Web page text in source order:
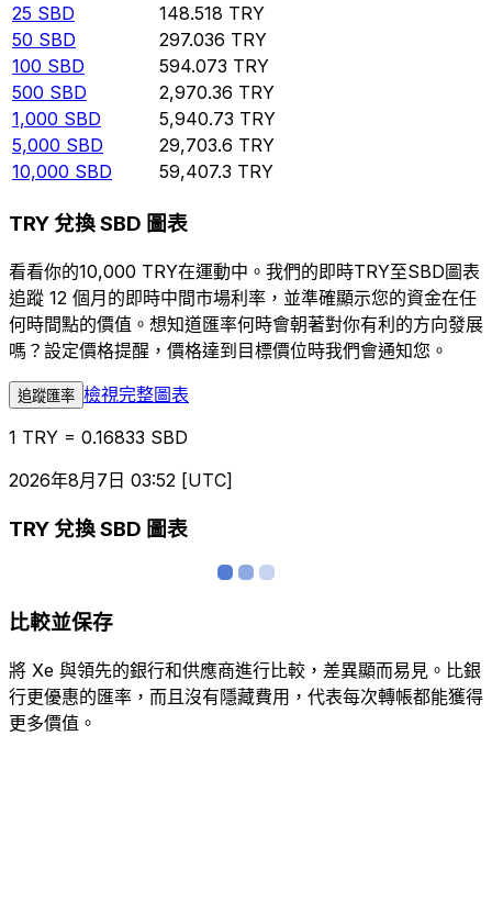
25 SBD 148.518 TRY
50 SBD 297.036 TRY
100 SBD 594.073 TRY
500 SBD 2,970.36 TRY
1,000 SBD 5,940.73 TRY
5,000 SBD 29,703.6 TRY
10,000 SBD 59,407.3 TRY
TRY 兌換 SBD 圖表
看看你的10,000 TRY在運動中。我們的即時TRY至SBD圖表
追蹤 12 個月的即時中間市場利率，並準確顯示您的資金在任
何時間點的價值。想知道匯率何時會朝著對你有利的方向發展
嗎？設定價格提醒，價格達到目標價位時我們會通知您。
追蹤匯率 檢視完整圖表
1 TRY = 0.16833 SBD
2026年8月7日 03:52 [UTC]
TRY 兌換 SBD 圖表
比較並保存
將 Xe 與領先的銀行和供應商進行比較，差異顯而易見。比銀
行更優惠的匯率，而且沒有隱藏費用，代表每次轉帳都能獲得
更多價值。